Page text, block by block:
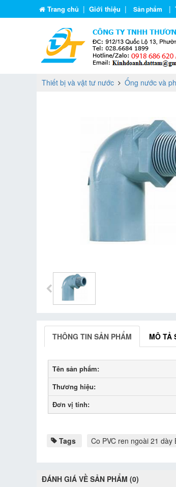
Trang chủ | Giới thiệu | Sản phẩm |
Thiết bị và vật tư nước Ống nước và
THÔNG TIN SẢN PHẨM MÔ TẢ
Tên sản phẩm:
Thương hiệu:
Đơn vị tính:
Tags Co PVC ren ngoài 21 dày
ĐÁNH GIÁ VỀ SẢN PHẨM (0)